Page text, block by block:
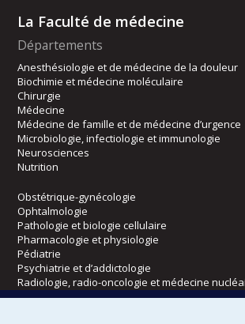
La Faculté de médecine
Départements
Anesthésiologie et de médecine de la douleur
Biochimie et médecine moléculaire
Chirurgie
Médecine
Médecine de famille et de médecine d’urgence
Microbiologie, infectiologie et immunologie
Neurosciences
Nutrition
Obstétrique-gynécologie
Ophtalmologie
Pathologie et biologie cellulaire
Pharmacologie et physiologie
Pédiatrie
Psychiatrie et d’addictologie
Radiologie, radio-oncologie et médecine